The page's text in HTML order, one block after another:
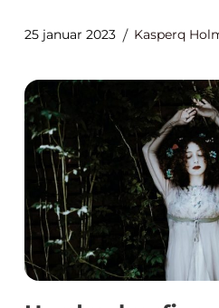
25 januar 2023 Kasperq